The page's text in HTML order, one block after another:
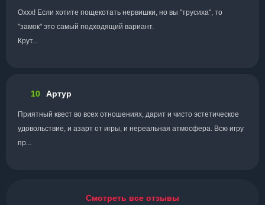
Оххх! Если хотите пощекотать нервишки, но вы "трусиха", то
"замок" это самый подходящий вариант.
Крут...
10 Артур
Приятный квест во всех отношениях, дарит и чисто эстетическое
удовольствие, и азарт от игры, и нереальная атмосфера. Всю игру
пр...
Смотреть все отзывы